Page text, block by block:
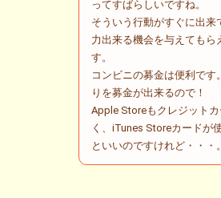
ってすばらしいですね。
そういう行動がすぐに出来
力出来る機会を与えてもら
す。
コンビニの募金は便利です
りを募金が出来るので！
Apple Storeもクレジット
く、iTunes Storeカードが
といいのですけれど・・・。